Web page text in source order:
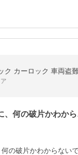
ク カーロック 車両盗
、何の破片かわか
の破片かわからない